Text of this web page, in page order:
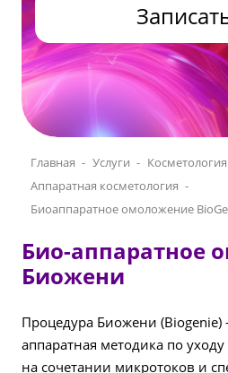
Главная Услуги
Косметология
Аппаратная косметология
Биоаппаратное омоложение
Био-аппаратное
Биожени
Процедура Биожени
аппаратная методика по
на сочетании микротоков и